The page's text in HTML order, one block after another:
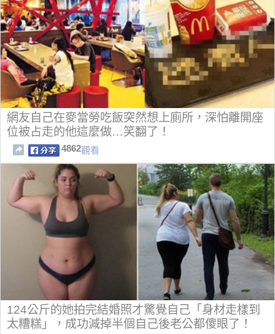
網友自己在麥當勞吃飯突然想上廁所，深怕離開座
位被占走的他這麼做…笑翻了！
4862觀看
124公斤的她拍完結婚照才驚覺自己「身材走樣到
太糟糕」，成功減掉半個自己後老公都傻眼了！